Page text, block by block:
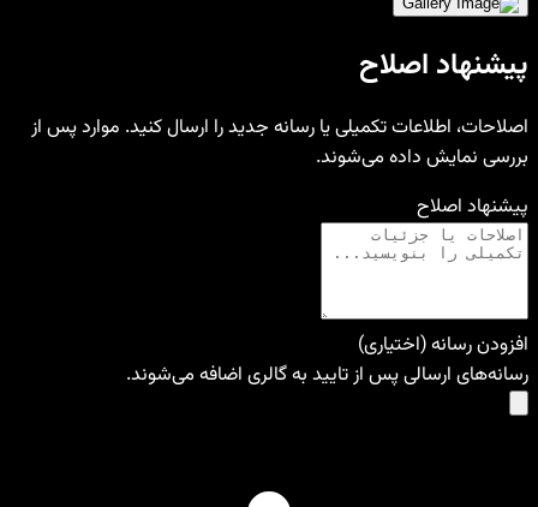
پیشنهاد اصلاح
اصلاحات، اطلاعات تکمیلی یا رسانه جدید را ارسال کنید. موارد پس از
بررسی نمایش داده می‌شوند.
پیشنهاد اصلاح
افزودن رسانه (اختیاری)
رسانه‌های ارسالی پس از تایید به گالری اضافه می‌شوند.